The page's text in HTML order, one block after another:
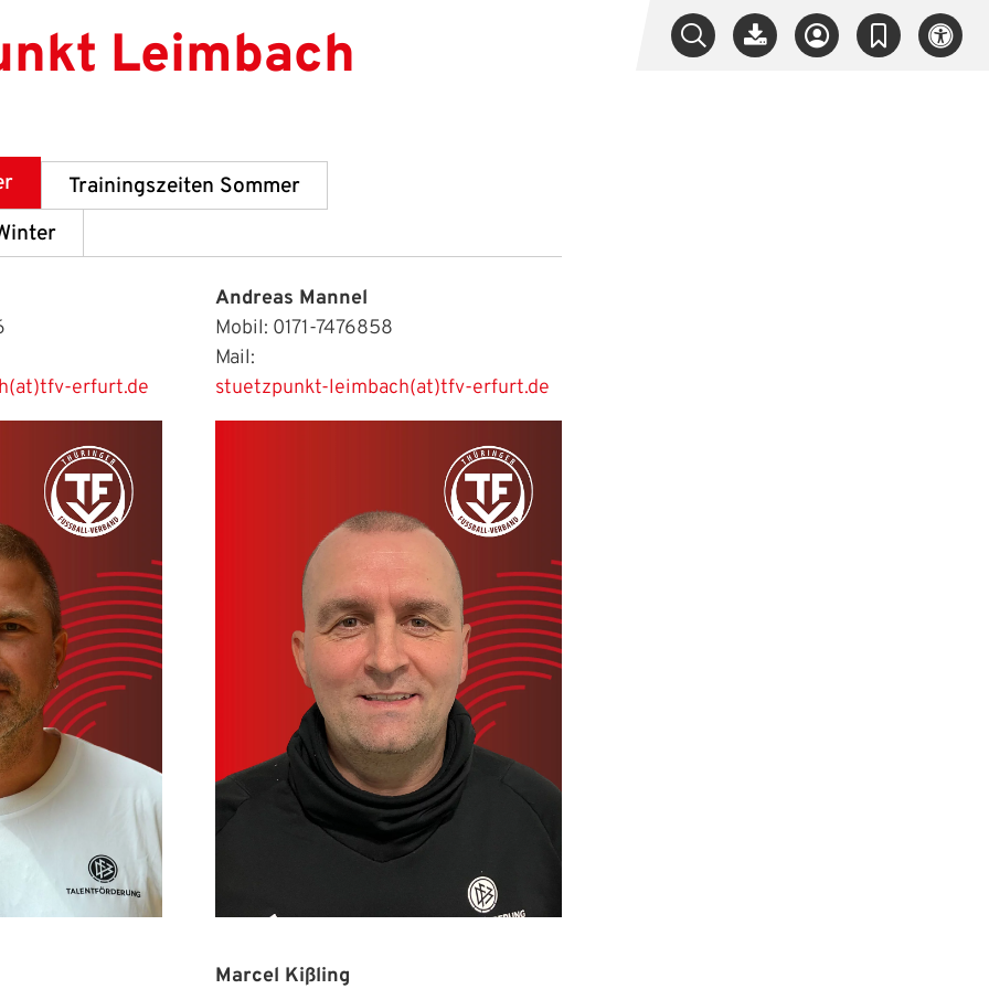
Leimbach
Trainingszeiten Sommer
erfurt.de
Andreas Mannel
Mobil: 0171-7476858
Mail:
stuetzpunkt-leimbach(at)tfv-erfurt.de
Marcel Kißling